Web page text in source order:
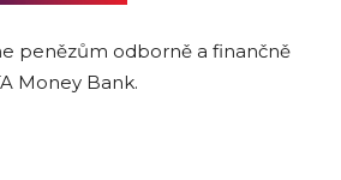
penězům odborně a finančně
Money Bank.